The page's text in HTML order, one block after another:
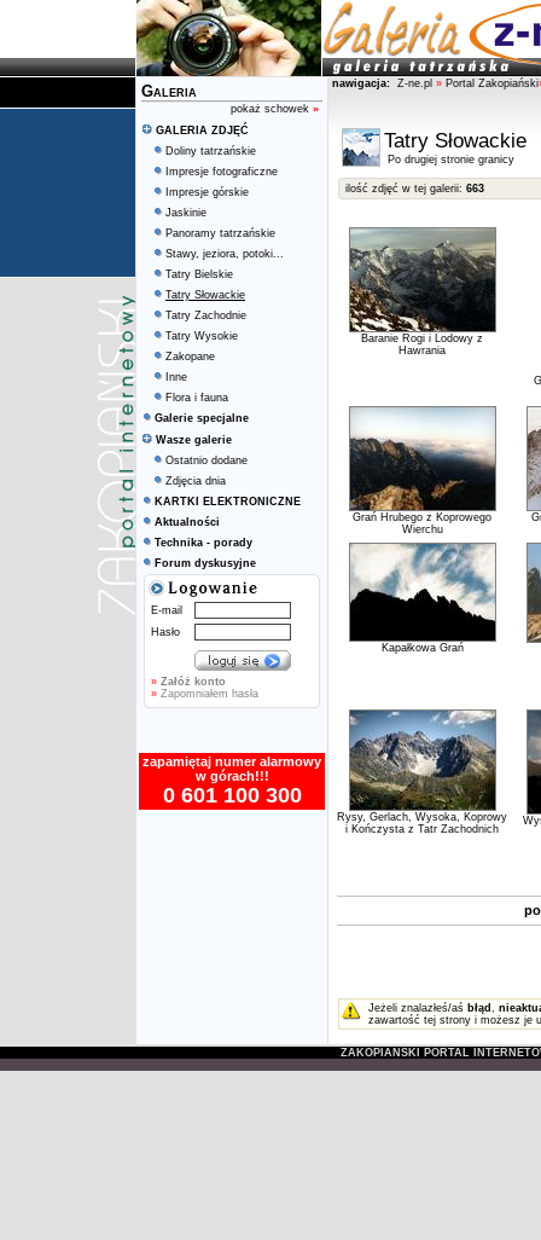
Galeria
pokaż schowek »
GALERIA ZDJĘĆ
Doliny tatrzańskie
Impresje fotograficzne
Impresje górskie
Jaskinie
Panoramy tatrzańskie
Stawy, jeziora, potoki...
Tatry Bielskie
Tatry Słowackie
Tatry Zachodnie
Tatry Wysokie
Zakopane
Inne
Flora i fauna
Galerie specjalne
Wasze galerie
Ostatnio dodane
Zdjęcia dnia
KARTKI ELEKTRONICZNE
Aktualności
Technika - porady
Forum dyskusyjne
E-mail
Hasło
» Załóż konto
» Zapomniałem hasła
zapamiętaj numer alarmowy
w górach!!!
0 601 100 300
nawigacja: Z-ne.pl » Portal Zakopiański
Tatry Słowackie
Po drugiej stronie granicy
ilość zdjęć w tej galerii: 663
Baranie Rogi i Lodowy z
Hawrania
Grań Hrubego z Koprowego
Wierchu
Kapałkowa Grań
Rysy, Gerlach, Wysoka, Koprowy
i Kończysta z Tatr Zachodnich
Jeżeli znalazłeś/aś błąd ,
zawartość tej strony i możesz je
ZAKOPIAŃSKI PORTAL